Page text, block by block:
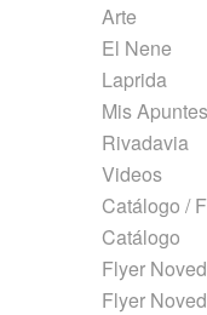
Arte
El Nene
Laprida
Mis Apuntes
Rivadavia
Videos
Catálogo /
Catálogo
Flyer
Flyer